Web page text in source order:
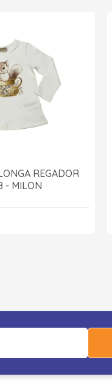
REGADOR
- MILON